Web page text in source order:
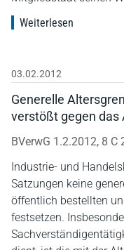
Weiterlesen
03.02.2012
Generelle
verstößt gegen das
BVerwG 1.2.2012, 8 C
Industrie- und
Satzungen keine
öffentlich bestellten
festsetzen.